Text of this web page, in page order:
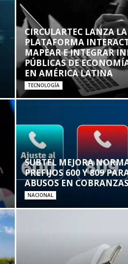
CIRCULARTEC LANZA
PLATAFORMA
MAPEAR E INTEGRAR
PÚBLICAS DE
EN AMÉRICA LATINA
TECNOLOGÍA
SUBTEL MEJORA
PREFIJOS 600 Y 809
ABUSOS EN
NACIONAL